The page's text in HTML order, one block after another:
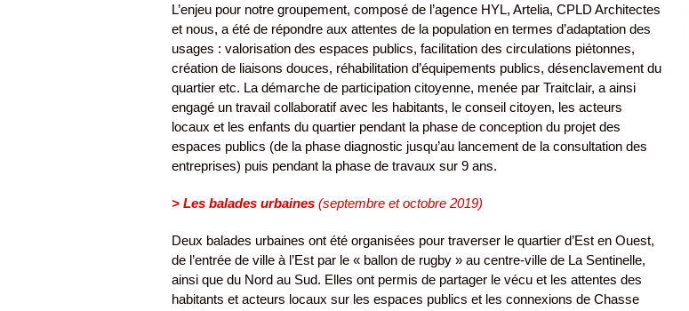
L’enjeu pour notre groupement, composé de l’agence HYL, Artelia, CPLD Architectes
et nous, a été de répondre aux attentes de la population en termes d’adaptation des
usages : valorisation des espaces publics, facilitation des circulations piétonnes,
création de liaisons douces, réhabilitation d’équipements publics, désenclavement du
quartier etc. La démarche de participation citoyenne, menée par Traitclair, a ainsi
engagé un travail collaboratif avec les habitants, le conseil citoyen, les acteurs
locaux et les enfants du quartier pendant la phase de conception du projet des
espaces publics (de la phase diagnostic jusqu’au lancement de la consultation des
entreprises) puis pendant la phase de travaux sur 9 ans.
> Les balades urbaines (septembre et octobre 2019)
Deux balades urbaines ont été organisées pour traverser le quartier d’Est en Ouest,
de l’entrée de ville à l’Est par le « ballon de rugby » au centre-ville de La Sentinelle,
ainsi que du Nord au Sud. Elles ont permis de partager le vécu et les attentes des
habitants et acteurs locaux sur les espaces publics et les connexions de Chasse